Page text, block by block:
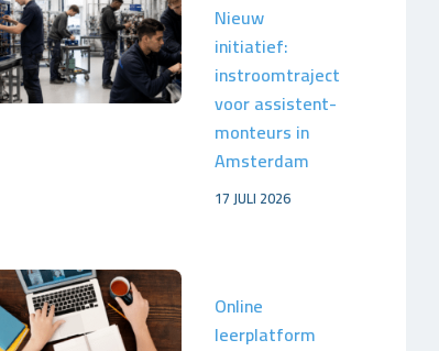
Nieuw
initiatief:
instroomtraject
voor assistent-
monteurs in
Amsterdam
17 JULI 2026
Online
leerplatform